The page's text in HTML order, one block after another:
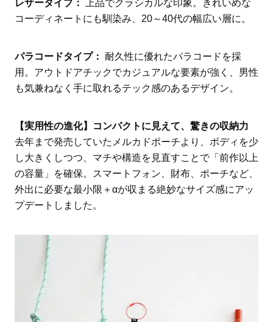
レザータイプ：
上品でクラシカルな印象。きれいめな
コーディネートにも馴染み、20～40代の幅広い層に。
パラコードタイプ： 耐久性に優れたパラコードを採
用。アウトドアチックでカジュアルな要素が強く、男性
も気兼ねなく手に取れるテック感のあるデザイン。
【実用性の進化】コンパクトに見えて、驚きの収納力
去年まで発売していたメルカドポーチより、ボディを少
し大きくしつつ、マチや構造を見直すことで「前作以上
の容量」を確保。スマートフォン、財布、ポーチなど、
外出に必要な最小限＋αが収まる絶妙なサイズ感にアッ
プデートしました。